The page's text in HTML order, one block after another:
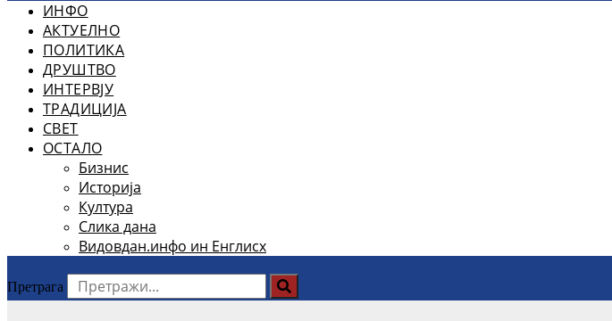
ИНФО
АКТУЕЛНО
ПОЛИТИКА
ДРУШТВО
ИНТЕРВЈУ
ТРАДИЦИЈА
СВЕТ
ОСТАЛО
Бизнис
Историја
Култура
Слика дана
Видовдан.инфо ин Енглисх
Претрага